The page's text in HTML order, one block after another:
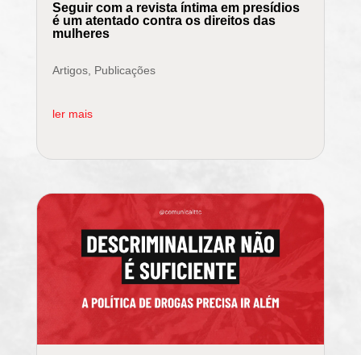
Seguir com a revista íntima em presídios
é um atentado contra os direitos das
mulheres
Artigos, Publicações
ler mais